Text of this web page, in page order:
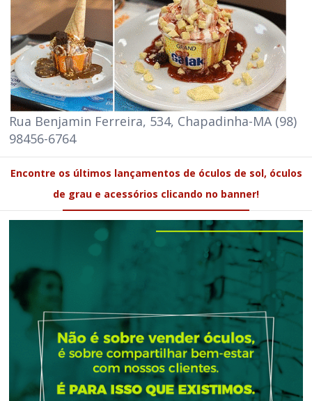
Rua Benjamin Ferreira, 534, Chapadinha-MA (98)
98456-6764
Encontre os últimos lançamentos de óculos de sol, óculos
de grau e acessórios clicando no banner!